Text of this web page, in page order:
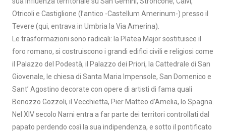
Otricoli e Castiglione (l’antico -Castellum Amerinum-) presso il
Tevere (qui, entrava in Umbria la Via Amerina).
Le trasformazioni sono radicali: la Platea Major sostituisce il
foro romano, si costruiscono i grandi edifici civili e religiosi come
il Palazzo del Podestà, il Palazzo dei Priori, la Cattedrale di San
Giovenale, le chiesa di Santa Maria Impensole, San Domenico e
Sant’ Agostino decorate con opere di artisti di fama quali
Benozzo Gozzoli, il Vecchietta, Pier Matteo d’Amelia, lo Spagna.
Nel XIV secolo Narni entra a far parte dei territori controllati dal
papato perdendo così la sua indipendenza, e sotto il pontificato